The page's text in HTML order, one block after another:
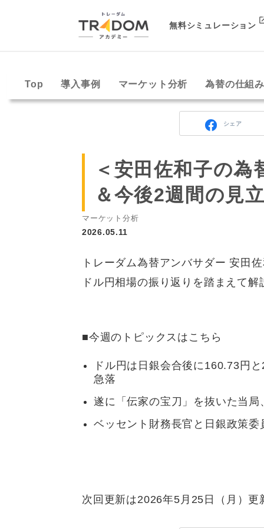
無料シミュレーション
Top 導入事例 マーケット分析 為替の仕組
シェア
＜安田佐和子の
＆今後2週間の見
マーケット分析
2026.05.11
トレーダム為替アンバサダー 安田
ドル円相場の振り返りを踏まえて解
■今週のトピックスはこちら
ドル円は日銀会合後に160.73円
急落
遂に「伝家の宝刀」を抜いた当
ベッセント財務長官と日銀政策
次回更新は2026年5月25日（月）更